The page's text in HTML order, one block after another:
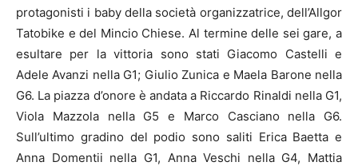
protagonisti i baby della società organizzatrice, dell’Allgor
Tatobike e del Mincio Chiese. Al termine delle sei gare, a
esultare per la vittoria sono stati Giacomo Castelli e
Adele Avanzi nella G1; Giulio Zunica e Maela Barone nella
G6. La piazza d’onore è andata a Riccardo Rinaldi nella G1,
Viola Mazzola nella G5 e Marco Casciano nella G6.
Sull’ultimo gradino del podio sono saliti Erica Baetta e
Anna Domentii nella G1, Anna Veschi nella G4, Mattia